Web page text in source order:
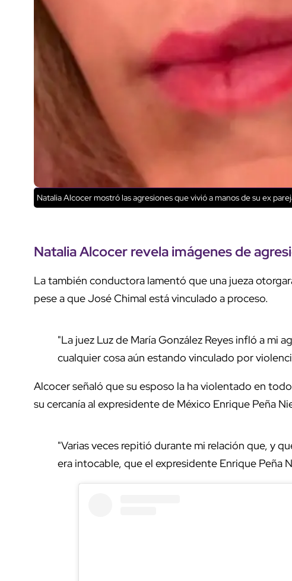
Natalia Alcocer mostró las agresiones que vivió a manos de su ex
Natalia Alcocer revela imágenes de
La también conductora lamentó que una jueza
pese a que José Chimal está vinculado a proceso.
"La juez Luz de María González Reyes infló a mi
cualquier cosa aún estando vinculado por
Alcocer señaló que su esposo la ha violentado en
su cercanía al expresidente de México Enrique Peña
"Varias veces repitió durante mi relación que, y
era intocable, que el expresidente Enrique Peña